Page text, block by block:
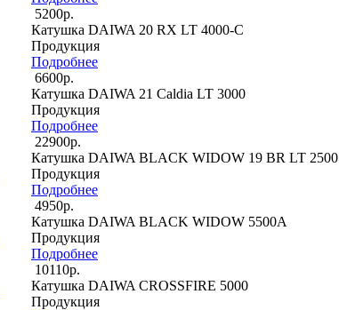
5200р.
Катушка DAIWA 20 RX LT 4000-C
Продукция
Подробнее
6600р.
Катушка DAIWA 21 Caldia LT 3000
Продукция
Подробнее
22900р.
Катушка DAIWA BLACK WIDOW 19 BR LT 2500
Продукция
Подробнее
4950р.
Катушка DAIWA BLACK WIDOW 5500A
Продукция
Подробнее
10110р.
Катушка DAIWA CROSSFIRE 5000
Продукция